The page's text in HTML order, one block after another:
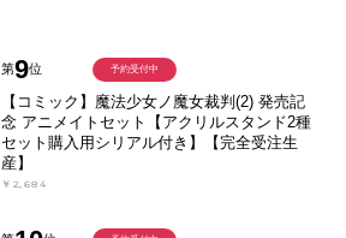
第9位
【コミック】魔法少女ノ魔女裁判(2) 発売記
念 アニメイトセット【アクリルスタンド2種
セット購入用シリアル付き】【完全受注生
産】
￥2,684
予約受付中